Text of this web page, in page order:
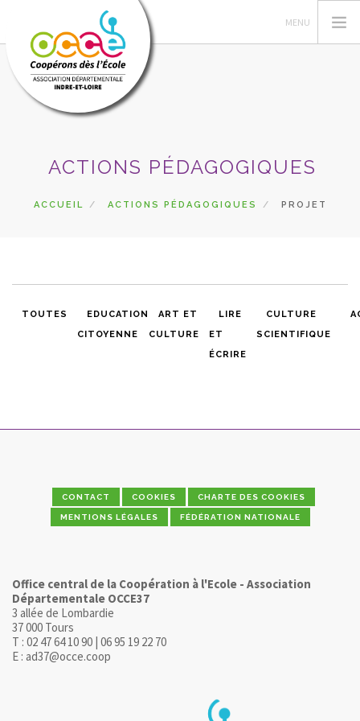
ADHÉSION
CONTACT
ACTIONS PÉDAGOGIQUES
ACCUEIL ACTIONS PÉDAGOGIQUES PROJET
TOUTES
EDUCATION
CITOYENNE
ART ET
CULTURE
LIRE
ET
ÉCRIRE
CULTURE
SCIENTIFIQUE
CONTACT COOKIES CHARTE DES COOKIES
MENTIONS LÉGALES FÉDÉRATION NATIONALE
Office central de la Coopération à l'Ecole - Association
Départementale OCCE37
3 allée de Lombardie
37 000 Tours
T : 02 47 64 10 90 | 06 95 19 22 70
E : ad37@occe.coop